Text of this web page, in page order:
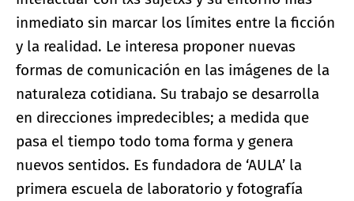
inmediato sin marcar los límites entre la ficción
y la realidad. Le interesa proponer nuevas
formas de comunicación en las imágenes de la
naturaleza cotidiana. Su trabajo se desarrolla
en direcciones impredecibles; a medida que
pasa el tiempo todo toma forma y genera
nuevos sentidos. Es fundadora de ‘AULA’ la
primera escuela de laboratorio y fotografía